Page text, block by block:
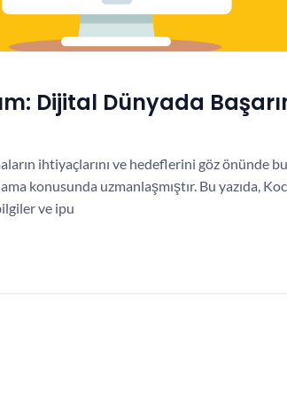
Dijital Dünyada
ihtiyaçlarını ve hedeflerini göz önünde
konusunda uzmanlaşmıştır. Bu yazıda,
ve ipu